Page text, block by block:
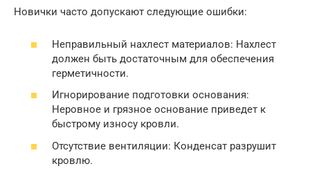
Новички часто допускают следующие ошибки:
Неправильный нахлест материалов: Нахлест
должен быть достаточным для обеспечения
герметичности.
Игнорирование подготовки основания:
Неровное и грязное основание приведет к
быстрому износу кровли.
Отсутствие вентиляции: Конденсат разрушит
кровлю.